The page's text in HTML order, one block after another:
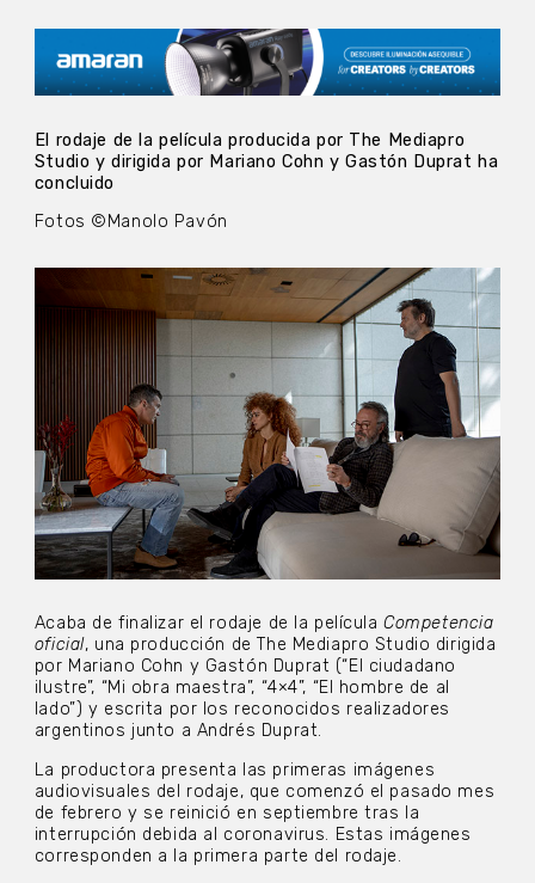
El rodaje de la película producida por The Mediapro
Studio y dirigida por Mariano Cohn y Gastón Duprat ha
concluido
Fotos ©Manolo Pavón
Acaba de finalizar el rodaje de la películaCompetencia
oficial, una producción de The Mediapro Studio dirigida
por Mariano Cohn y Gastón Duprat (“El ciudadano
ilustre”, “Mi obra maestra”, “4×4”, “El hombre de al
lado”) y escrita por los reconocidos realizadores
argentinos junto a Andrés Duprat.
La productora presenta las primeras imágenes
audiovisuales del rodaje, que comenzó el pasado mes
de febrero y se reinició en septiembre tras la
interrupción debida al coronavirus. Estas imágenes
corresponden a la primera parte del rodaje.